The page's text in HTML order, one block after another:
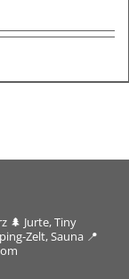
🌲 Jurte, Tiny
Zelt, Sauna📍